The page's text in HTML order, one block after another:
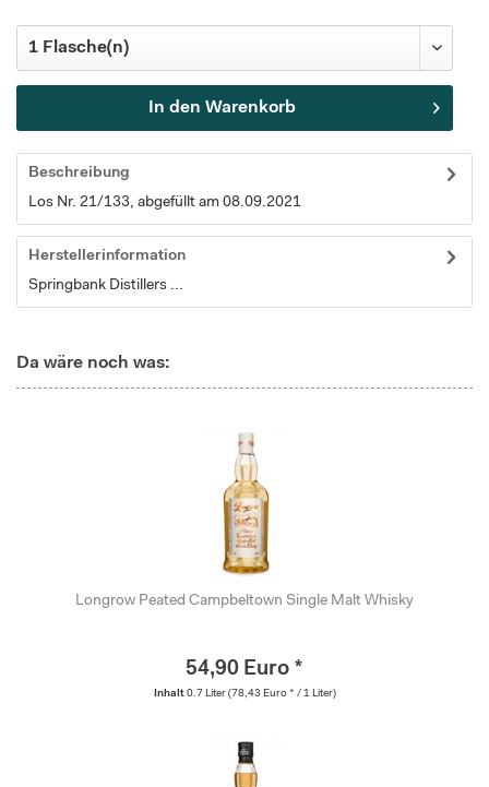
In den Warenkorb
Beschreibung
Los Nr. 21/133, abgefüllt am 08.09.2021
Herstellerinformation
Springbank Distillers ...
Da wäre noch was:
Longrow Peated Campbeltown Single Malt Whisky
54,90 Euro *
Inhalt 0.7 Liter (78,43 Euro * / 1 Liter)